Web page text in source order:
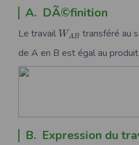
A. DÃ©finition
Le travail WAB transféré au
de A en B est égal au
B. Expression du